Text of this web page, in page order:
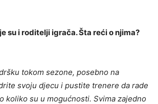
su i roditelji igrača. Šta reći o njima?
tokom sezone, posebno na
svoju djecu i pustite trenere da rade
koliko su u mogućnosti. Svima zajedno